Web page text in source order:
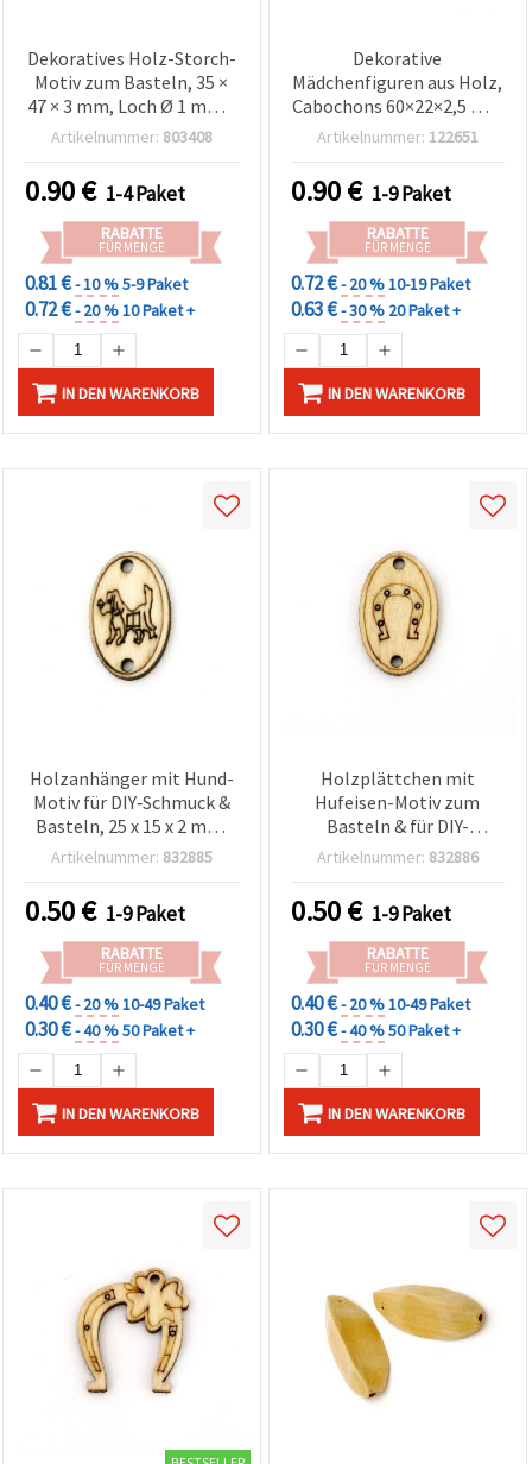
Dekoratives Holz-Storch-
Motiv zum Basteln, 35 ×
47 × 3 mm, Loch Ø 1 mm –
10 Stück
Artikelnummer: 803408
0.90€ 1-4 Paket
RABATTE
FÜR MENGE
0.81 €- 10 %5-9 Paket
0.72 €- 20 %10 Paket +
IN DEN WARENKORB
Dekorative
Mädchenfiguren aus Holz,
Cabochons 60×22×2,5 mm
– Ideal für Scrapbooking,
Artikelnummer: 122651
0.90€ 1-9 Paket
RABATTE
FÜR MENGE
0.72 €- 20 %10-19 Paket
0.63 €- 30 % 20 Paket +
IN DEN WARENKORB
Holzanhänger mit Hund-
Motiv für DIY‑Schmuck &
Basteln, 25 x 15 x 2 mm,
Bohrung 2 mm – 10 Stück
Artikelnummer: 832885
0.50€ 1-9 Paket
RABATTE
FÜR MENGE
0.40 €- 20 %10-49 Paket
0.30 €- 40 %50 Paket +
IN DEN WARENKORB
Holzplättchen mit
Hufeisen-Motiv zum
Basteln & für DIY-
Schmuck, 25 x 15 x 2 mm,
Artikelnummer: 832886
0.50€ 1-9 Paket
RABATTE
FÜR MENGE
0.40 €- 20 %10-49 Paket
0.30 €- 40 %50 Paket +
IN DEN WARENKORB